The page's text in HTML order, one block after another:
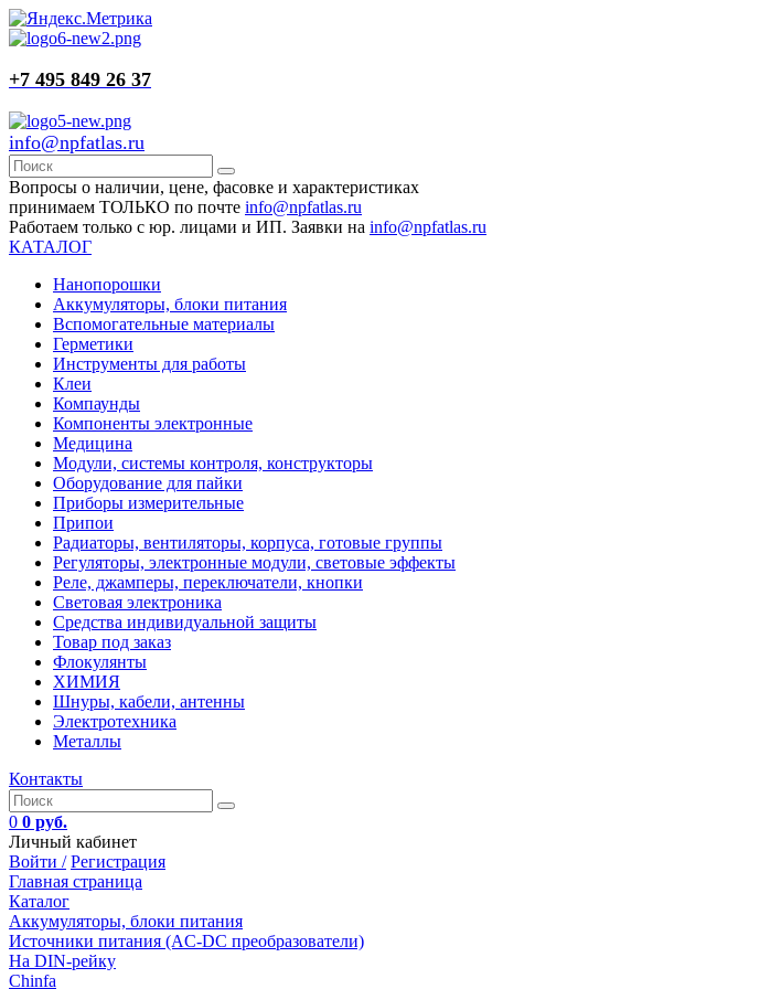
+7 495 849 26 37
info@npfatlas.ru
Вопросы о наличии, цене, фасовке и характеристиках
принимаем ТОЛЬКО по почте info@npfatlas.ru
Работаем только с юр. лицами и ИП. Заявки на info@npfatlas.ru
КАТАЛОГ
Нанопорошки
Аккумуляторы, блоки питания
Вспомогательные материалы
Герметики
Инструменты для работы
Клеи
Компаунды
Компоненты электронные
Медицина
Модули, системы контроля, конструкторы
Оборудование для пайки
Приборы измерительные
Припои
Радиаторы, вентиляторы, корпуса, готовые группы
Регуляторы, электронные модули, световые эффекты
Реле, джамперы, переключатели, кнопки
Световая электроника
Средства индивидуальной защиты
Товар под заказ
Флокулянты
ХИМИЯ
Шнуры, кабели, антенны
Электротехника
Металлы
Контакты
0 0 руб.
Личный кабинет
Войти / Регистрация
Главная страница
Каталог
Аккумуляторы, блоки питания
Источники питания (AC-DC преобразователи)
На DIN-рейку
Chinfa